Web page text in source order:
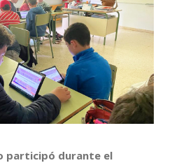
participó durante el